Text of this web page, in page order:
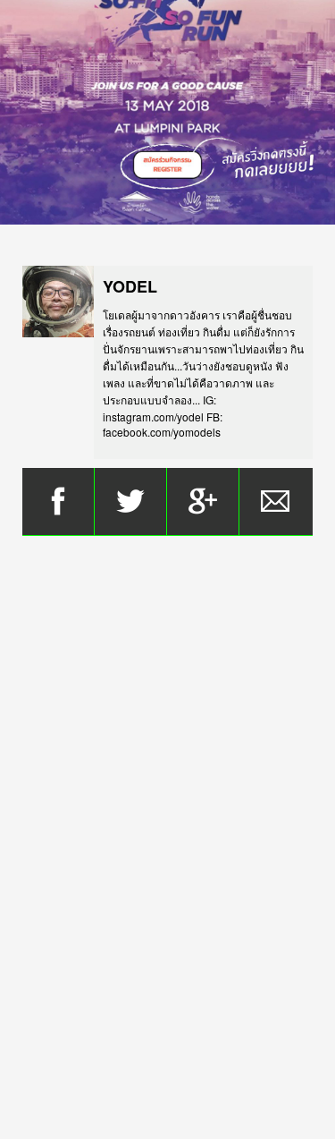
YODEL
โยเดลผู้มาจากดาวอังคาร เราคือผู้ชื่นชอบ
เรื่องรถยนต์ ท่องเที่ยว กินดื่ม แต่ก็ยังรักการ
ปั่นจักรยานเพราะสามารถพาไปท่องเที่ยว กิน
ดื่มได้เหมือนกัน...วันว่างยังชอบดูหนัง ฟัง
เพลง และที่ขาดไม่ได้คือวาดภาพ และ
ประกอบแบบจำลอง... IG:
instagram.com/yodel FB:
facebook.com/yomodels